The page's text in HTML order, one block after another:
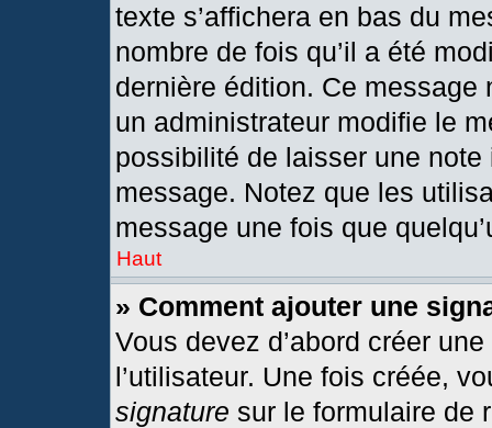
texte s’affichera en bas du
nombre de fois qu’il a été
dernière édition. Ce message
un administrateur modifie le
possibilité de laisser une
message. Notez que les
message une fois que
Haut
» Comment ajouter une
Vous devez d’abord créer
l’utilisateur. Une fois créée,
signature sur le formulaire de